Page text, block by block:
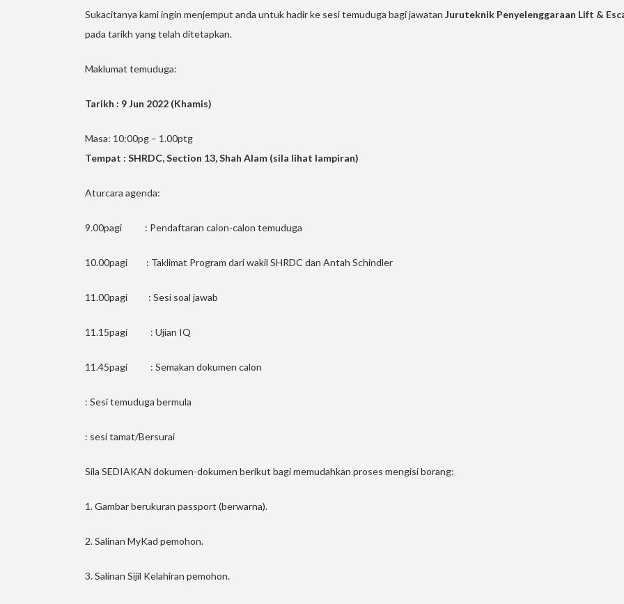
Sukacitanya kami ingin menjemput anda untuk hadir ke sesi temuduga bagi jawatan Juruteknik Penyelenggaraan Lift &
pada tarikh yang telah ditetapkan.
Maklumat temuduga:
Tarikh : 9 Jun 2022 (Khamis)
Masa: 10:00pg – 1.00ptg
Tempat : SHRDC, Section 13, Shah Alam (sila lihat lampiran)
Aturcara agenda:
9.00pagi : Pendaftaran calon-calon temuduga
10.00pagi : Taklimat Program dari wakil SHRDC dan Antah Schindler
11.00pagi : Sesi soal jawab
11.15pagi : Ujian IQ
11.45pagi : Semakan dokumen calon
: Sesi temuduga bermula
: sesi tamat/Bersurai
Sila SEDIAKAN dokumen-dokumen berikut bagi memudahkan proses mengisi borang:
1. Gambar berukuran passport (berwarna).
2. Salinan MyKad pemohon.
3. Salinan Sijil Kelahiran pemohon.